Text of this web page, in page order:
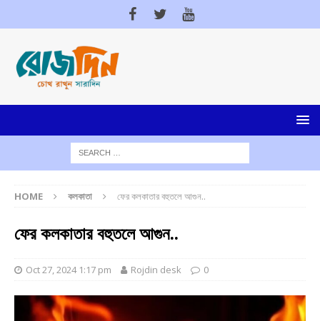
HOME কলকাতা ফের কলকাতার বহুতলে আগুন..
ফের কলকাতার বহুতলে আগুন..
Oct 27, 2024 1:17 pm Rojdin desk 0